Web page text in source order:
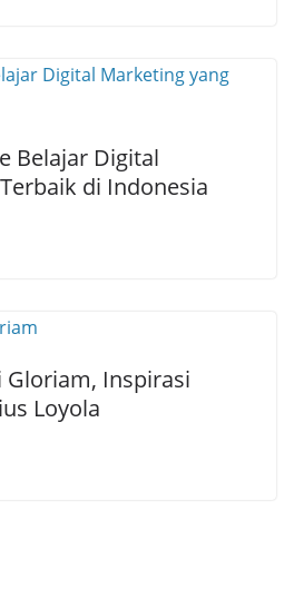
Belajar Digital
di Indonesia
Inspirasi
Loyola